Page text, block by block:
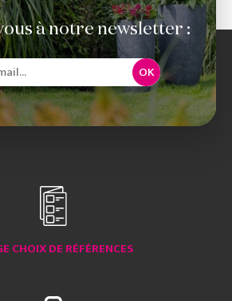
à notre newsletter :
OK
CHOIX DE RÉFÉRENCES